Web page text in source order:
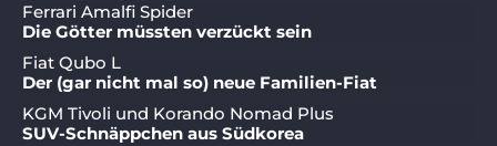
Ferrari Amalfi Spider
Die Götter müssten verzückt sein
Fiat Qubo L
Der (gar nicht mal so) neue Familien-Fiat
KGM Tivoli und Korando Nomad Plus
SUV-Schnäppchen aus Südkorea